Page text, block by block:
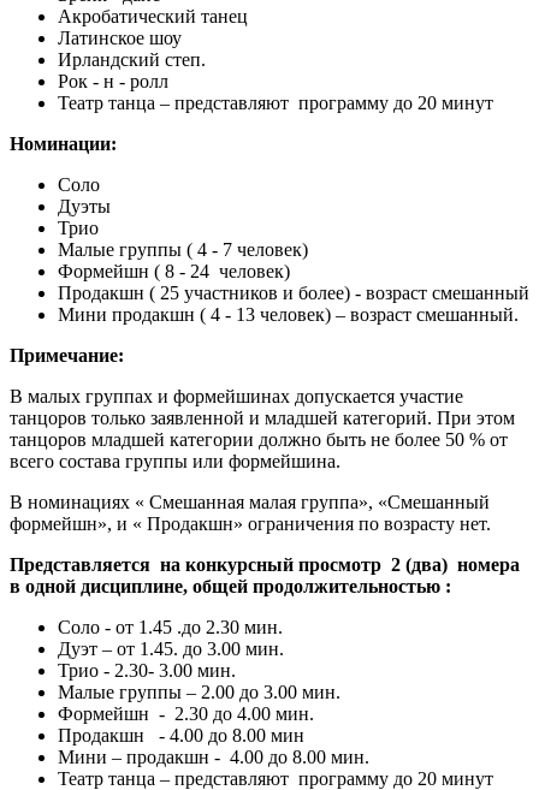
Акробатический танец
Латинское шоу
Ирландский степ.
Рок - н - ролл
Театр танца – представляют программу до 20 минут
Номинации:
Соло
Дуэты
Трио
Малые группы ( 4 - 7 человек)
Формейшн ( 8 - 24 человек)
Продакшн ( 25 участников и более) - возраст смешанный
Мини продакшн ( 4 - 13 человек) – возраст смешанный.
Примечание:
В малых группах и формейшинах допускается участие
танцоров только заявленной и младшей категорий. При этом
танцоров младшей категории должно быть не более 50 % от
всего состава группы или формейшина.
В номинациях « Смешанная малая группа», «Смешанный
формейшн», и « Продакшн» ограничения по возрасту нет.
Представляется на конкурсный просмотр 2 (два) номера
в одной дисциплине, общей продолжительностью :
Соло - от 1.45 .до 2.30 мин.
Дуэт – от 1.45. до 3.00 мин.
Трио - 2.30- 3.00 мин.
Малые группы – 2.00 до 3.00 мин.
Формейшн - 2.30 до 4.00 мин.
Продакшн - 4.00 до 8.00 мин
Мини – продакшн - 4.00 до 8.00 мин.
Театр танца – представляют программу до 20 минут